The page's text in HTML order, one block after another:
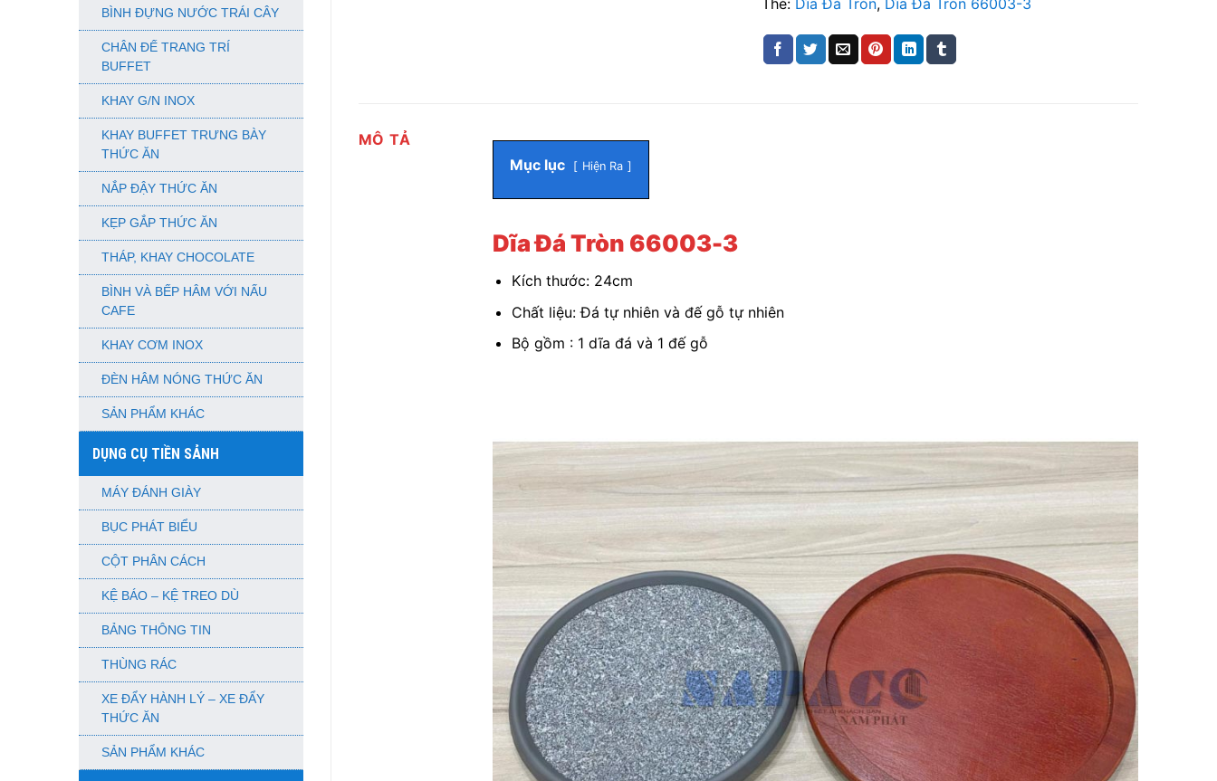
BÌNH ĐỰNG NƯỚC TRÁI CÂY
CHÂN ĐẾ TRANG TRÍ
BUFFET
KHAY G/N INOX
KHAY BUFFET TRƯNG BÀY
THỨC ĂN
NẮP ĐẬY THỨC ĂN
KẸP GẮP THỨC ĂN
THÁP, KHAY CHOCOLATE
BÌNH VÀ BẾP HÂM VỚI NẤU
CAFE
KHAY CƠM INOX
ĐÈN HÂM NÓNG THỨC ĂN
SẢN PHẨM KHÁC
DỤNG CỤ TIỀN SẢNH
MÁY ĐÁNH GIÀY
BỤC PHÁT BIỂU
CỘT PHÂN CÁCH
KỆ BÁO – KỆ TREO DÙ
BẢNG THÔNG TIN
THÙNG RÁC
XE ĐẨY HÀNH LÝ – XE ĐẨY
THỨC ĂN
SẢN PHẨM KHÁC
Thẻ: Dĩa Đá Tròn, Dĩa Đá Tròn 66003-3
MÔ TẢ
Mục lục
Hiện Ra
Dĩa Đá Tròn 66003-3
Kích thước: 24cm
Chất liệu: Đá tự nhiên và đế gỗ tự nhiên
Bộ gồm : 1 dĩa đá và 1 đế gỗ